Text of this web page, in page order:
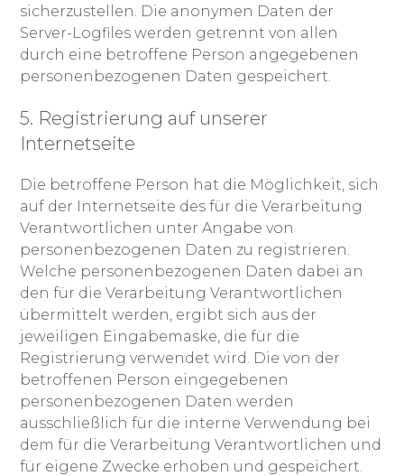
sicherzustellen. Die anonymen Daten der
Server-Logfiles werden getrennt von allen
durch eine betroffene Person angegebenen
personenbezogenen Daten gespeichert.
5. Registrierung auf unserer
Internetseite
Die betroffene Person hat die Möglichkeit, sich
auf der Internetseite des für die Verarbeitung
Verantwortlichen unter Angabe von
personenbezogenen Daten zu registrieren.
Welche personenbezogenen Daten dabei an
den für die Verarbeitung Verantwortlichen
übermittelt werden, ergibt sich aus der
jeweiligen Eingabemaske, die für die
Registrierung verwendet wird. Die von der
betroffenen Person eingegebenen
personenbezogenen Daten werden
ausschließlich für die interne Verwendung bei
dem für die Verarbeitung Verantwortlichen und
für eigene Zwecke erhoben und gespeichert.